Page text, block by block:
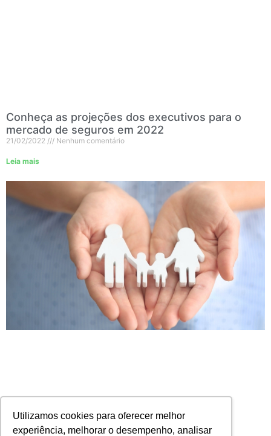
Utilizamos cookies para oferecer melhor
experiência, melhorar o desempenho, analisar
Conheça as projeções dos executivos para o
mercado de seguros em 2022
21/02/2022 Nenhum comentário
Leia mais